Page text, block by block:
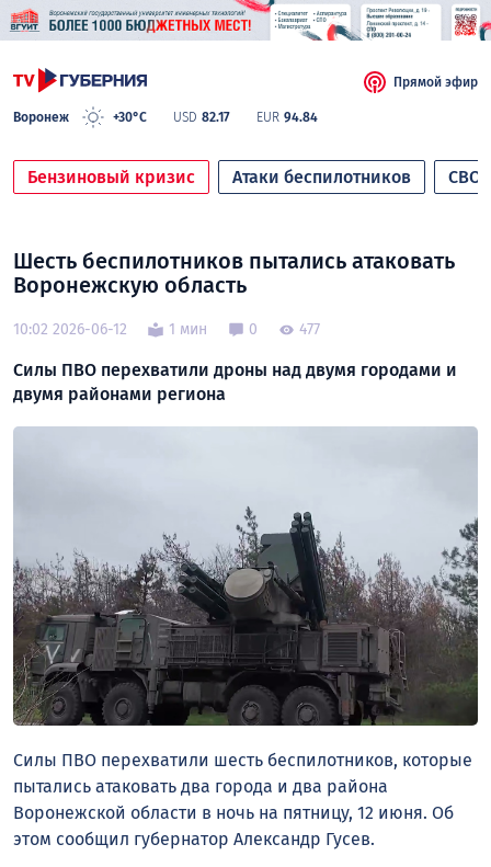
Воронеж +30°C USD 82.17 EUR 94.84
Прямой эфир
Бензиновый кризис Атаки беспилотников СВО
Шесть беспилотников пытались атаковать
Воронежскую область
10:02 2026-06-12 1 мин 0 477
Силы ПВО перехватили дроны над двумя городами и
двумя районами региона
Силы ПВО перехватили шесть беспилотников, которые
пытались атаковать два города и два района
Воронежской области в ночь на пятницу, 12 июня. Об
этом сообщил губернатор Александр Гусев.